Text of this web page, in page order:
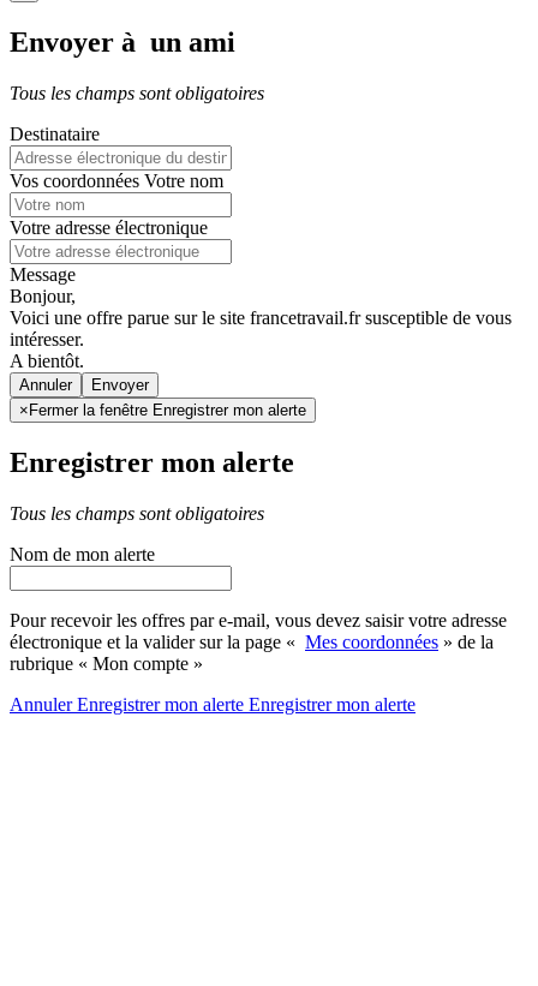
Envoyer à un ami
Tous les champs sont obligatoires
Destinataire
Vos coordonnées Votre nom
Votre adresse électronique
Message
Bonjour,
Voici une offre parue sur le site francetravail.fr susceptible de vous
intéresser.
A bientôt.
Annuler
× Fermer la fenêtre Enregistrer mon alerte
Enregistrer mon alerte
Tous les champs sont obligatoires
Nom de mon alerte
Pour recevoir les offres par e-mail, vous devez saisir votre adresse
électronique et la valider sur la page « Mes coordonnées » de la
rubrique « Mon compte »
AnnulerEnregistrer mon alerte Enregistrermon alerte